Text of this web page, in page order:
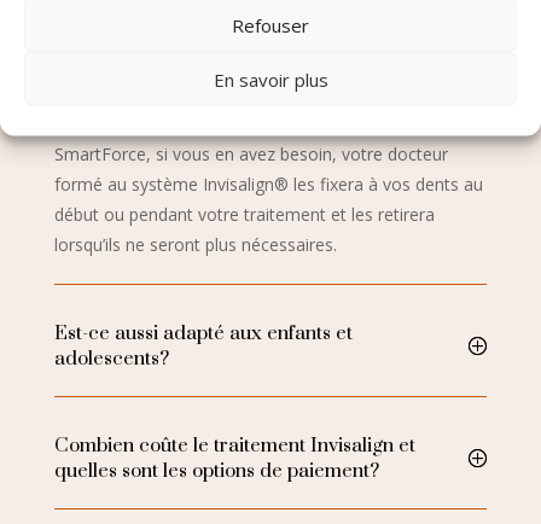
Refouser
En savoir plus
parfaitement et étroitement autour des taquets, de
Bien que tous ceux qui utilisent les aligners
SmartForce, si vous en avez besoin, votre docteur
formé au système Invisalign® les fixera à vos dents au
début ou pendant votre traitement et les retirera
lorsqu’ils ne seront plus nécessaires.
Est-ce aussi adapté aux enfants et
adolescents?
Combien coûte le traitement Invisalign et
quelles sont les options de paiement?